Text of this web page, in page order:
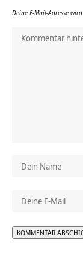
Deine E-Mail-Adresse